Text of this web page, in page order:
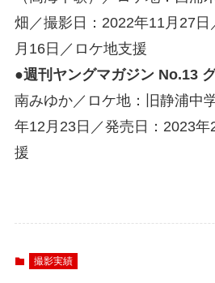
畑／撮影日：2022年11月27
月16日／ロケ地支援
●週刊ヤングマガジン No.13
南みゆか／ロケ地：旧静浦中
年12月23日／発売日：2023
援
撮影実績